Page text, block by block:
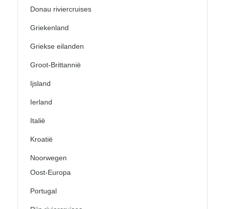
Donau riviercruises
Griekenland
Griekse eilanden
Groot-Brittannië
Ijsland
Ierland
Italië
Kroatië
Noorwegen
Oost-Europa
Portugal